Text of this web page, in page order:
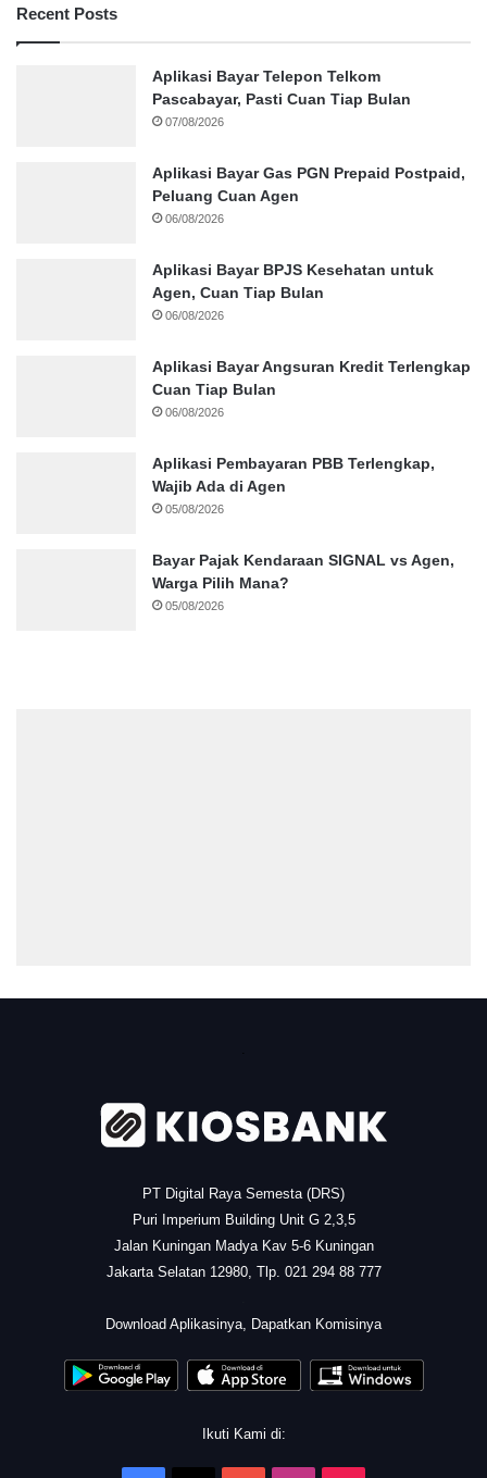
Recent Posts
Aplikasi Bayar Telepon Telkom
Pascabayar, Pasti Cuan Tiap Bulan
07/08/2026
Aplikasi Bayar Gas PGN Prepaid Postpaid,
Peluang Cuan Agen
06/08/2026
Aplikasi Bayar BPJS Kesehatan untuk
Agen, Cuan Tiap Bulan
06/08/2026
Aplikasi Bayar Angsuran Kredit Terlengkap
Cuan Tiap Bulan
06/08/2026
Aplikasi Pembayaran PBB Terlengkap,
Wajib Ada di Agen
05/08/2026
Bayar Pajak Kendaraan SIGNAL vs Agen,
Warga Pilih Mana?
05/08/2026
PT Digital Raya Semesta (DRS)
Puri Imperium Building Unit G 2,3,5
Jalan Kuningan Madya Kav 5-6 Kuningan
Jakarta Selatan 12980, Tlp. 021 294 88 777
Download Aplikasinya, Dapatkan Komisinya
Ikuti Kami di: